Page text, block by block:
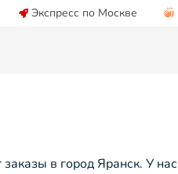
Экспресс по Москве
в город Яранск. У